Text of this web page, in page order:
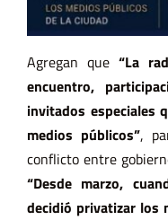
Agregan que “La
encuentro,
invitados especiales
medios públicos”,
conflicto entre
“Desde marzo,
decidió privatizar los